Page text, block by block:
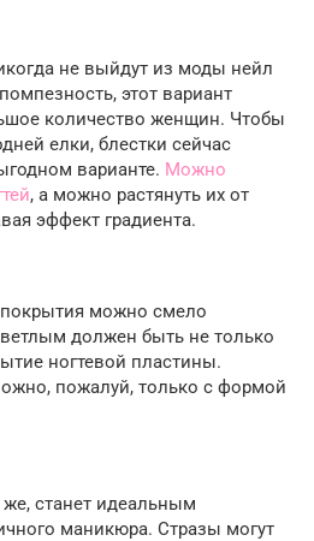
не выйдут из моды нейл
этот вариант
количество женщин. Чтобы
елки, блестки сейчас
варианте. Можно
, а можно растянуть их от
эффект градиента.
покрытия можно смело
должен быть не только
ногтевой пластины.
пожалуй, только с формой
станет идеальным
маникюра. Стразы могут